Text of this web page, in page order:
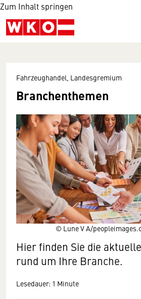
Zum Inhalt springen
© Lune V A/
Fahrzeughandel, Landesgremium
Branchenthemen
Hier finden Sie die
rund um Ihre Branche.
Lesedauer: 1 Minute